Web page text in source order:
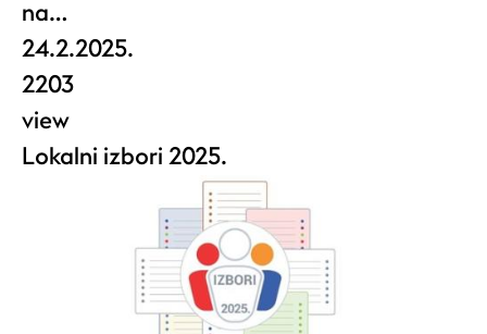
na…
24.2.2025.
2203
view
Lokalni izbori 2025.